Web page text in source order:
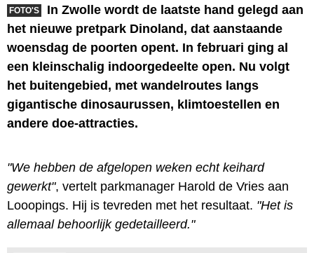
FOTO'S
In Zwolle wordt de laatste hand gelegd aan
het nieuwe pretpark Dinoland, dat aanstaande
woensdag de poorten opent. In februari ging al
een kleinschalig indoorgedeelte open. Nu volgt
het buitengebied, met wandelroutes langs
gigantische dinosaurussen, klimtoestellen en
andere doe-attracties.
"We hebben de afgelopen weken echt keihard
gewerkt", vertelt parkmanager Harold de Vries aan
Looopings. Hij is tevreden met het resultaat. "Het is
allemaal behoorlijk gedetailleerd."